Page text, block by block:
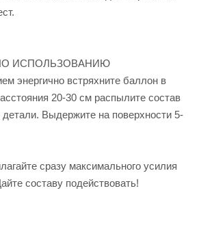
ИСПОЛЬЗОВАНИЮ
энергично встряхните баллон в
20-30 см распылите состав
Выдержите на поверхности 5-
сразу максимального усилия
составу подействовать!